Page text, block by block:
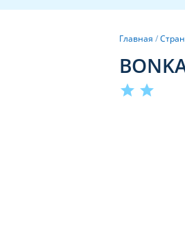
Главная /
star star